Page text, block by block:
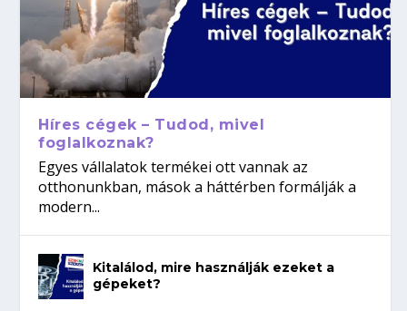
Híres cégek – Tudod, mivel
foglalkoznak?
Egyes vállalatok termékei ott vannak az
otthonunkban, mások a háttérben formálják a
modern...
Kitalálod, mire használják ezeket a
gépeket?